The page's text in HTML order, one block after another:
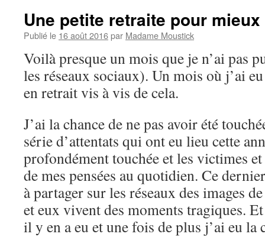
Une petite retraite pour
Publié le 16 août 2016par Madame Moustick
Voilà presque un mois que je n’ai pas
les réseaux sociaux). Un mois où j’ai
en retrait vis à vis de cela.
J’ai la chance de ne pas avoir été
série d’attentats qui ont eu lieu cette
profondément touchée et les victimes
de mes pensées au quotidien. Ce
à partager sur les réseaux des images
et eux vivent des moments tragiques.
il y en a eu et une fois de plus j’ai eu la